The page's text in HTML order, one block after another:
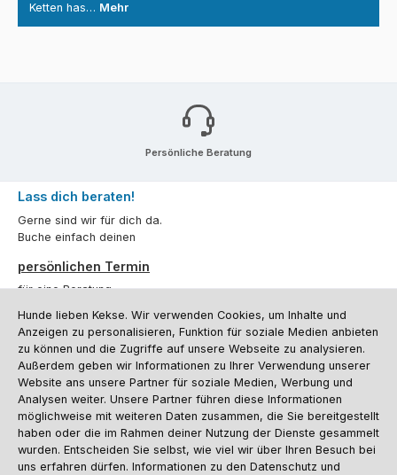
Ketten has… Mehr
Persönliche Beratung
Lass dich beraten!
Gerne sind wir für dich da.
Buche einfach deinen
persönlichen Termin
für eine Beratung.
Oder über unserKontaktformular.
Vertrag widerrufen
Kundenservice
Informationen
Hunde lieben Kekse. Wir verwenden Cookies, um Inhalte und
Anzeigen zu personalisieren, Funktion für soziale Medien anbieten
zu können und die Zugriffe auf unsere Webseite zu analysieren.
Außerdem geben wir Informationen zu Ihrer Verwendung unserer
Website ans unsere Partner für soziale Medien, Werbung und
Analysen weiter. Unsere Partner führen diese Informationen
möglichweise mit weiteren Daten zusammen, die Sie bereitgestellt
haben oder die im Rahmen deiner Nutzung der Dienste gesammelt
wurden. Entscheiden Sie selbst, wie viel wir über Ihren Besuch bei
uns erfahren dürfen. Informationen zu den Datenschutz und